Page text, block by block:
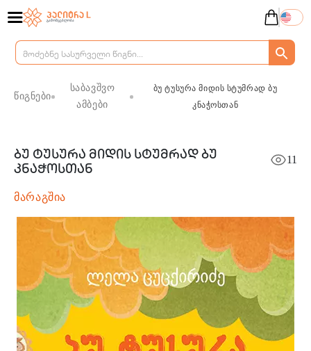
წიგნები
საბავშვო
ამბები
ბუ ტუსურა მიდის სტუმრად ბუ
კნაჭოსთან
ბუ ტუსურა მიდის სტუმრად ბუ
კნაჭოსთან
11
მარაგშია